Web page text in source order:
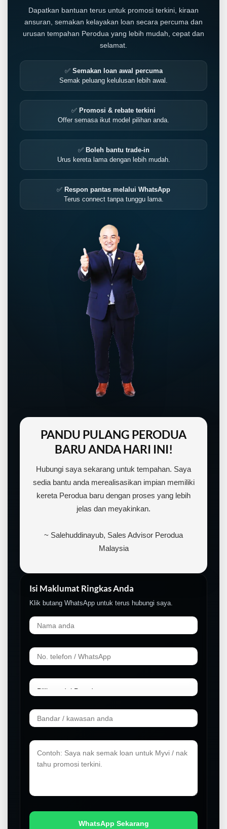
Dapatkan bantuan terus untuk promosi terkini, kiraan
ansuran, semakan kelayakan loan secara percuma dan
urusan tempahan Perodua yang lebih mudah, cepat dan
selamat.
✅ Semakan loan awal percuma
Semak peluang kelulusan lebih awal.
✅ Promosi & rebate terkini
Offer semasa ikut model pilihan anda.
✅ Boleh bantu trade-in
Urus kereta lama dengan lebih mudah.
✅ Respon pantas melalui WhatsApp
Terus connect tanpa tunggu lama.
PANDU PULANG PERODUA
BARU ANDA HARI INI!
Hubungi saya sekarang untuk tempahan. Saya
sedia bantu anda merealisasikan impian memiliki
kereta Perodua baru dengan proses yang lebih
jelas dan meyakinkan.
~ Salehuddinayub, Sales Advisor Perodua
Malaysia
Isi Maklumat Ringkas Anda
Klik butang WhatsApp untuk terus hubungi saya.
WhatsApp Sekarang